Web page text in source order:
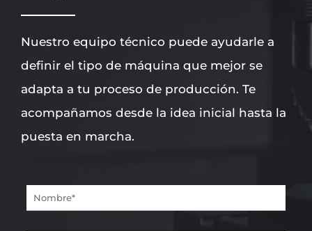
Nuestro equipo técnico puede ayudarle a
definir el tipo de máquina que mejor se
adapta a tu proceso de producción. Te
acompañamos desde la idea inicial hasta la
puesta en marcha.